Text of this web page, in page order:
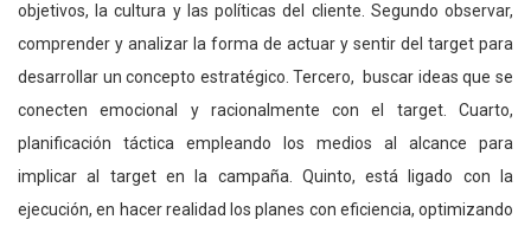
objetivos, la cultura y las políticas del cliente. Segundo observar,
comprender y analizar la forma de actuar y sentir del target para
desarrollar un concepto estratégico. Tercero, buscar ideas que se
conecten emocional y racionalmente con el target. Cuarto,
planificación táctica empleando los medios al alcance para
implicar al target en la campaña. Quinto, está ligado con la
ejecución, en hacer realidad los planes con eficiencia, optimizando